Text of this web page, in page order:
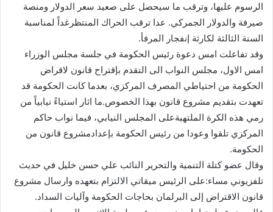
الرسوم عليها، وترقب ما سيحصل على صعيد سعر الدولار ومنصة
صيرفة والدولار الجمركي. عدا ترقب الحراك المنتظرغداً لمناسبة
السنة الثالثة لكارثة إنفجار المرفأ.
وقد تفاعلت امس دعوة رئيس الحكومة في جلسة مجلس الوزراء
امس الاول، مجلس النواب الى التقدم بإقتراح قانون لاقراض
الحكومة من احتياطي المصرف المركزي، بعدما كانت الحكومة قد
تعهدت بتقديم مشروع قانون بهذا الخصوص.ما اثار استياءً نيابياً من
رمي هذه الكرة الملتهبةعلى المجلس النيابي، فيما نواب حاكم
المركزي تلقوا وعودا من رئيس الحكومة بإعدادمشروع قانون من
الحكومة.
وقال عضو كتلة التنمية والتحرير النائب علي حسن خليل في حديث
تلفزيوني مساء:على الرئيس ميقاتي الالتزام بتعهده وارسال مشروع
قانون الاقتراض إلى البرلمان بحاجات الحكومة وآليات السداد.